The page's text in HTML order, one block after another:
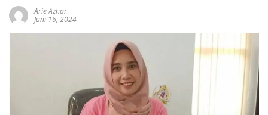
Arie Azhar
Juni 16, 2024